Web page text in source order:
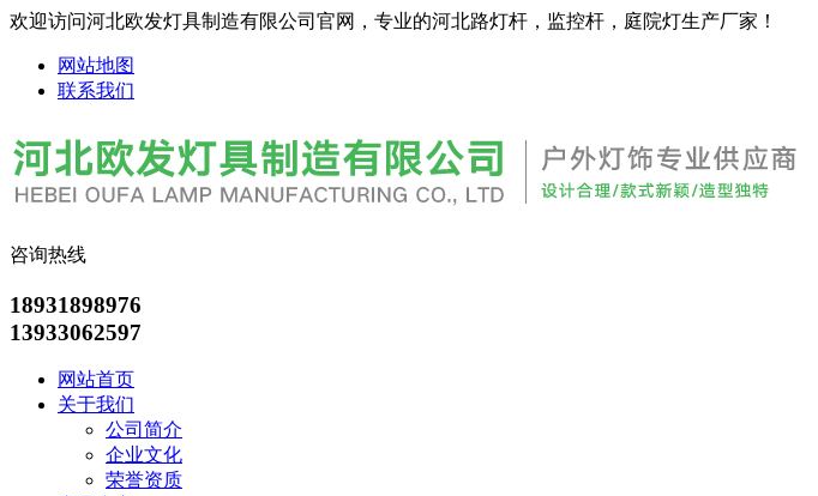
欢迎访问河北欧发灯具制造有限公司官网，专业的河北路灯杆，监控杆，庭院灯生产厂家！
网站地图
联系我们
咨询热线
18931898976
13933062597
网站首页
关于我们
公司简介
企业文化
荣誉资质